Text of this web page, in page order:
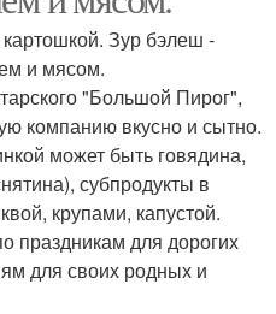
Зур бэлеш -
и мясом.
"Большой Пирог",
компанию вкусно и сытно.
может быть говядина,
субпродукты в
крупами, капустой.
праздникам для дорогих
для своих родных и